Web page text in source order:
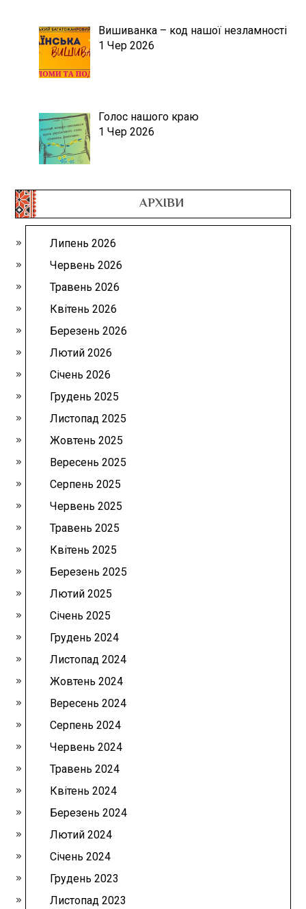
Вишиванка – код нашої незламності
1 Чер 2026
Голос нашого краю
1 Чер 2026
АРХІВИ
Липень 2026
Червень 2026
Травень 2026
Квітень 2026
Березень 2026
Лютий 2026
Січень 2026
Грудень 2025
Листопад 2025
Жовтень 2025
Вересень 2025
Серпень 2025
Червень 2025
Травень 2025
Квітень 2025
Березень 2025
Лютий 2025
Січень 2025
Грудень 2024
Листопад 2024
Жовтень 2024
Вересень 2024
Серпень 2024
Червень 2024
Травень 2024
Квітень 2024
Березень 2024
Лютий 2024
Січень 2024
Грудень 2023
Листопад 2023